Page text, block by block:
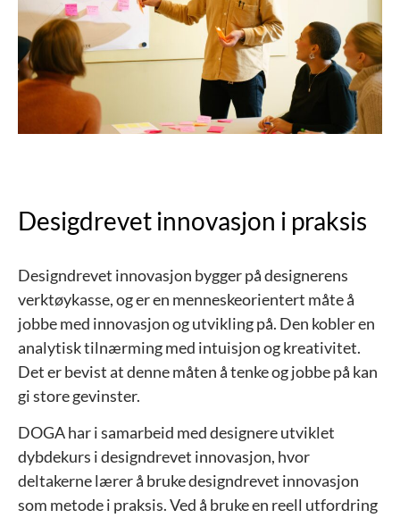
Desigdrevet innovasjon i praksis
Designdrevet innovasjon bygger på designerens
verktøykasse, og er en menneskeorientert måte å
jobbe med innovasjon og utvikling på. Den kobler en
analytisk tilnærming med intuisjon og kreativitet.
Det er bevist at denne måten å tenke og jobbe på kan
gi store gevinster.
DOGA har i samarbeid med designere utviklet
dybdekurs i designdrevet innovasjon, hvor
deltakerne lærer å bruke designdrevet innovasjon
som metode i praksis. Ved å bruke en reell utfordring